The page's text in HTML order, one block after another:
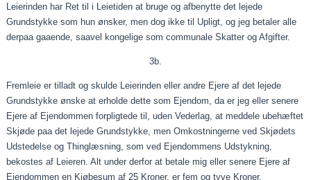
Leierinden har Ret til i Leietiden at bruge og afbenytte det lejede
Grundstykke som hun ønsker, men dog ikke til Upligt, og jeg betaler alle
derpaa gaaende ,saavel kongelige somcommunale Skatter og Afgifter.
3b.
Fremleie er tilladt og skulde Leierinden eller andre Ejere af det lejede
Grundstykke ønske at erholde dette som Ejendom, da er jeg eller senere
Ejere af Ejendommen forpligtede til, uden Vederlag, at meddele ubehæftet
Skjødepaa det lejede Grundstykke, men Omkostningerne vedSkjødets
Udstedelse og Thinglæsning, som ved Ejendommens Udstykning,
bekostes af Leieren . Alt under derfor at betale mig eller senere Ejere af
Ejendommen en Kjøbesum af 25 Kroner, erfem og tyve Kroner.